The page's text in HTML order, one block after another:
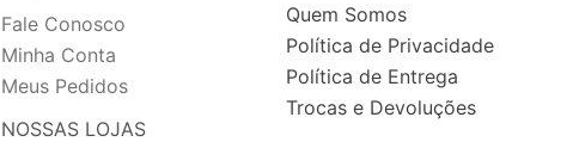
Fale Conosco
Minha Conta
Meus Pedidos
NOSSAS LOJAS
Quem Somos
Política de Privacidade
Política de Entrega
Trocas e Devoluções